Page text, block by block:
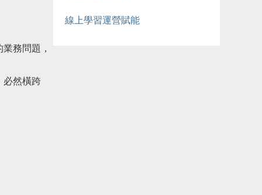
務問題，
必然橫跨
線上學習運營賦能